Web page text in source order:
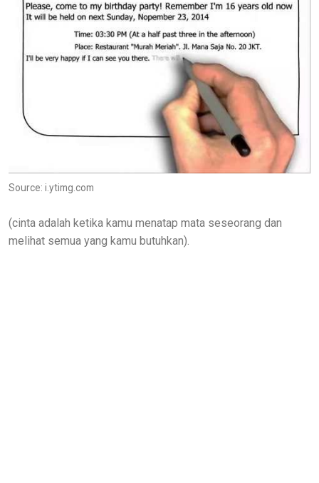
Source: i.ytimg.com
(cinta adalah ketika kamu menatap mata seseorang dan
melihat semua yang kamu butuhkan).